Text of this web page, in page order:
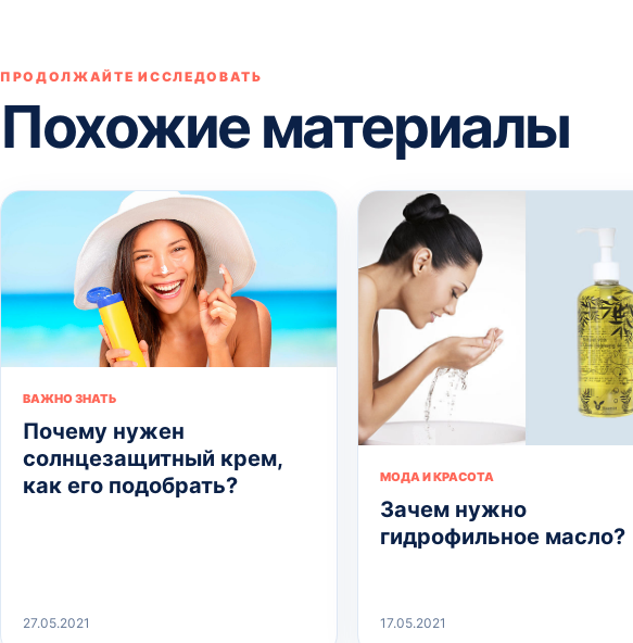
ПРОДОЛЖАЙТЕ ИССЛЕДОВАТЬ
Похожие материалы
ВАЖНО ЗНАТЬ
Почему нужен
солнцезащитный крем,
как его подобрать?
27.05.2021
МОДА И КРАСОТА
Зачем нужно
гидрофильное масло?
17.05.2021